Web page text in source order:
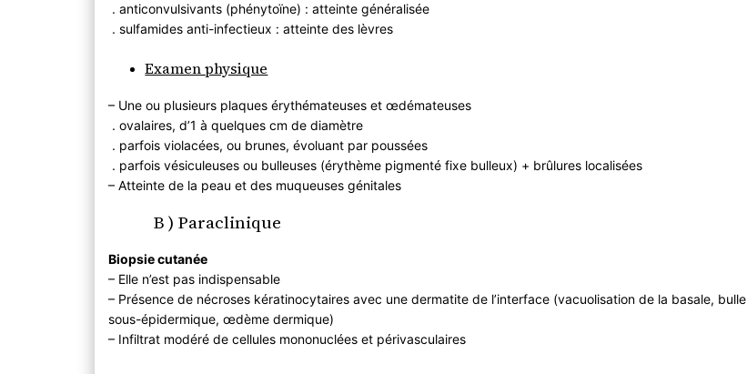
. anticonvulsivants (phénytoïne) : atteinte généralisée
. sulfamides anti-infectieux : atteinte des lèvres
Examen physique
– Une ou plusieurs plaques érythémateuses et œdémateuses
. ovalaires, d’1 à quelques cm de diamètre
. parfois violacées, ou brunes, évoluant par poussées
. parfois vésiculeuses ou bulleuses (érythème pigmenté fixe bulleux) + brûlures localisées
– Atteinte de la peau et des muqueuses génitales
B ) Paraclinique
Biopsie cutanée
– Elle n’est pas indispensable
– Présence de nécroses kératinocytaires avec une dermatite de l’interface (vacuolisation de la basale, bulle
sous-épidermique, œdème dermique)
– Infiltrat modéré de cellules mononuclées et périvasculaires